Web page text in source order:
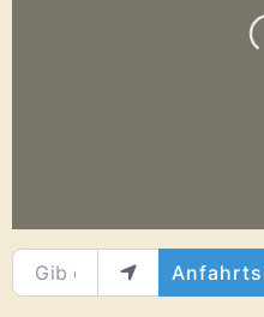
Gib deinen Standort ein.